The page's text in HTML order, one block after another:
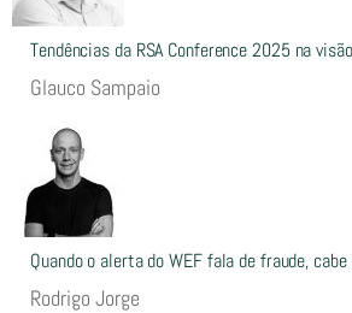
Tendências da RSA Conference 2025 na
Glauco Sampaio
Quando o alerta do WEF fala de fraude,
Rodrigo Jorge